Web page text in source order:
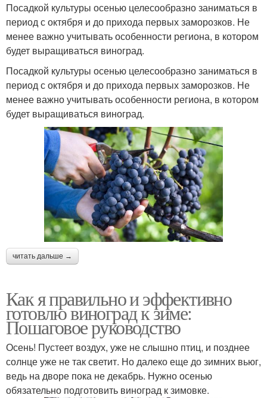
Посадкой культуры осенью целесообразно заниматься в
период с октября и до прихода первых заморозков. Не
менее важно учитывать особенности региона, в котором
будет выращиваться виноград.
Посадкой культуры осенью целесообразно заниматься в
период с октября и до прихода первых заморозков. Не
менее важно учитывать особенности региона, в котором
будет выращиваться виноград.
читать дальше →
Как я правильно и эффективно
готовлю виноград к зиме:
Пошаговое руководство
Осень! Пустеет воздух, уже не слышно птиц, и позднее
солнце уже не так светит. Но далеко еще до зимних вьюг,
ведь на дворе пока не декабрь. Нужно осенью
обязательно подготовить виноград к зимовке.